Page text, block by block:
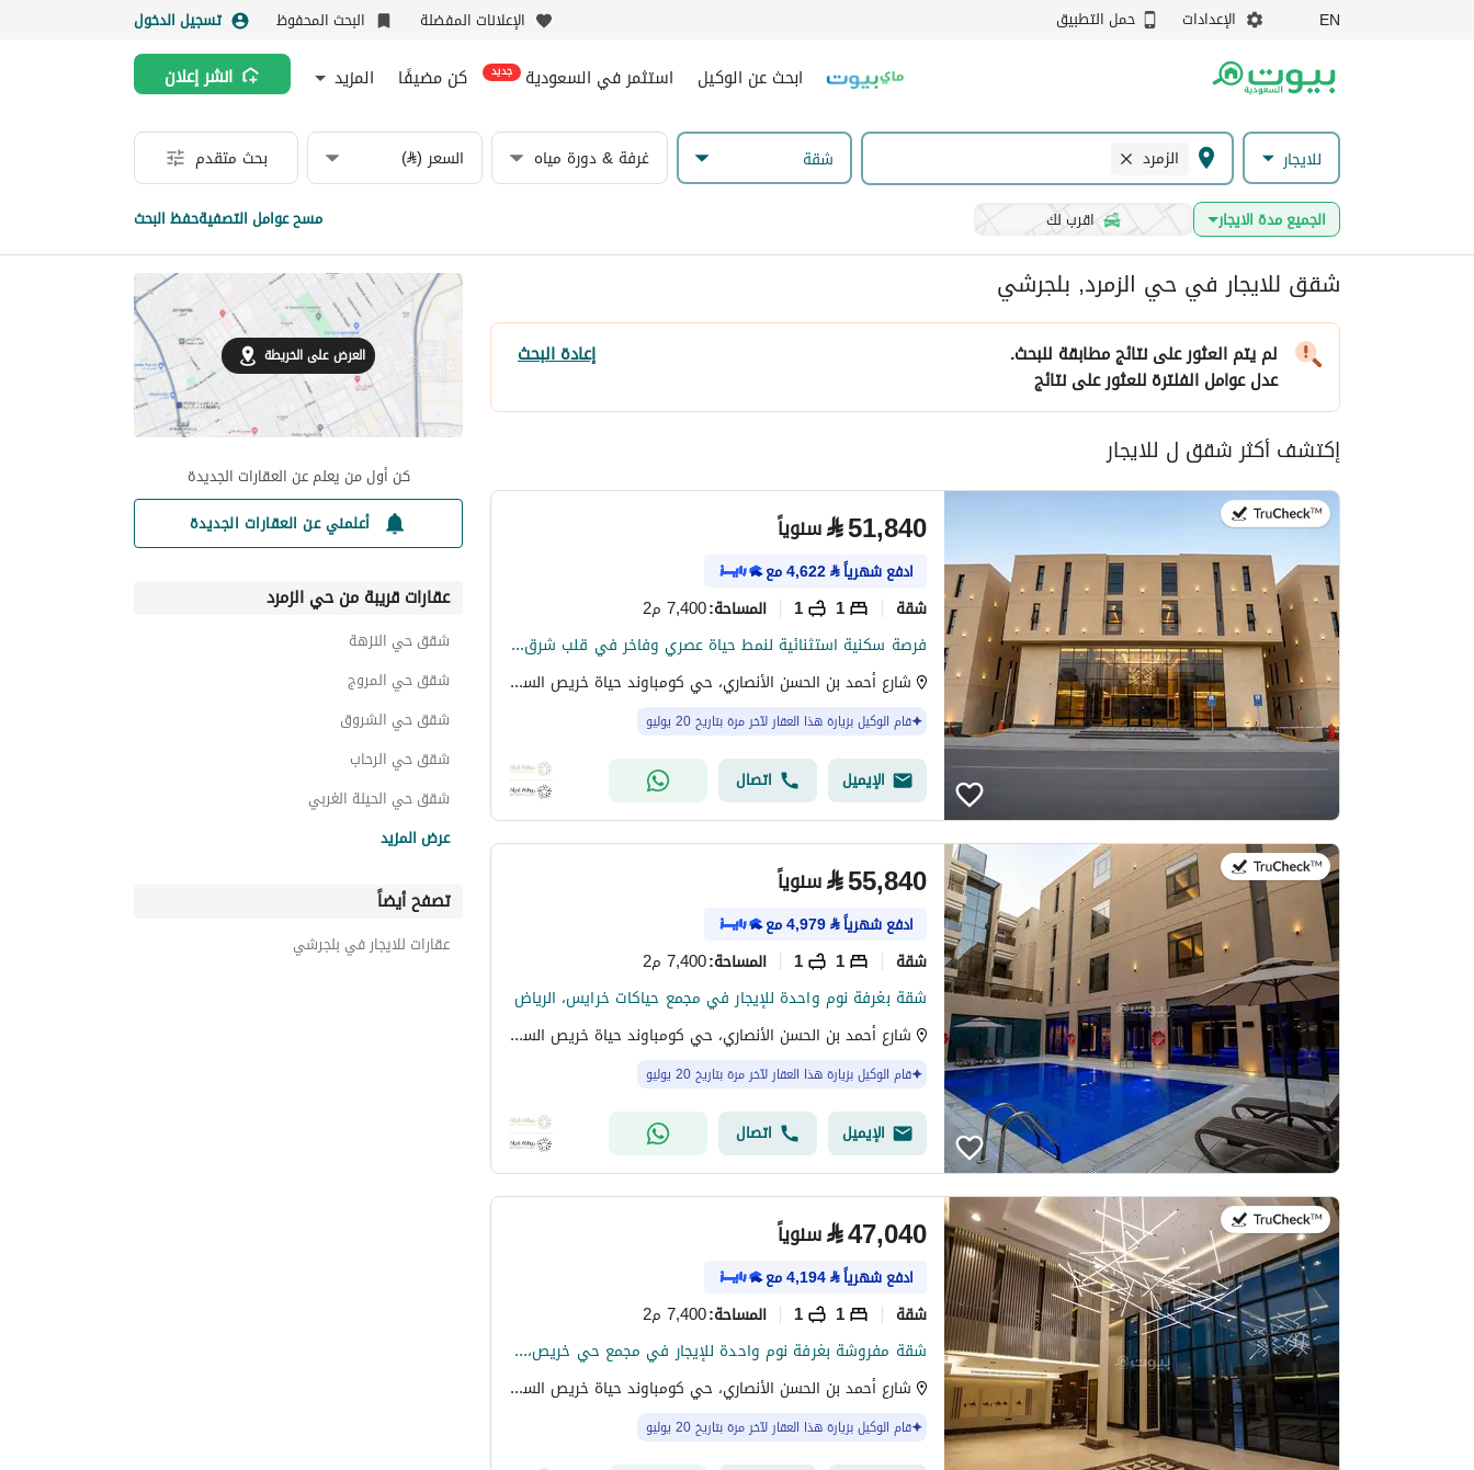
EN الإعدادات حمل التطبيق الإعلانات المفضلة البحث المحفوظ تسجيل الدخول
ابحث عن الوكيل استثمر في السعودية جديد كن مضيفًا المزيد انشر إعلان
للايجار الزمرد شقة غرفة & دورة مياه السعر (⃁) بحث متقدم
الجميع مدة الايجار اقرب لك مسح عوامل التصفيةحفظ البحث
شقق للايجار في حي الزمرد, بلجرشي
لم يتم العثور على نتائج مطابقة للبحث. إعادة البحث
عدل عوامل الفلترةللعثور على نتائج
إكتشف أكثر شقق ل للايجار
⃁51,840 سنوياً
ادفع شهرياً⃁
4,622مع
شقة 1
1 المساحة:7,400 م2
فرصة سكنية استثنائية لنمط حياة عصري وفاخر في قلب شرق الرياض
شارع أحمد بن الحسن الأنصاري، حي كومباوند حياة خريص السكني، شرق الرياض، الرياض
قام الوكيل بزيارة هذا العقار لآخر مرة بتاريخ 20 يوليو
الإيميل اتصال
⃁55,840 سنوياً
ادفع شهرياً⃁
4,979مع
شقة 1
1 المساحة:7,400 م2
شقة بغرفة نوم واحدة للإيجار في مجمع حياكات خرايس، الرياض
شارع أحمد بن الحسن الأنصاري، حي كومباوند حياة خريص السكني، شرق الرياض، الرياض
قام الوكيل بزيارة هذا العقار لآخر مرة بتاريخ 20 يوليو
الإيميل اتصال
⃁47,040 سنوياً
ادفع شهرياً⃁
4,194مع
شقة 1
1 المساحة:7,400 م2
شقة مفروشة بغرفة نوم واحدة للإيجار في مجمع حي خريص، الرياض
شارع أحمد بن الحسن الأنصاري، حي كومباوند حياة خريص السكني، شرق الرياض، الرياض
قام الوكيل بزيارة هذا العقار لآخر مرة بتاريخ 20 يوليو
العرض على الخريطة
كن أول من يعلم عن العقارات الجديدة
أعلمني عن العقارات الجديدة
عقارات قريبة من حي الزمرد
شقق حي النزهة
شقق حي المروج
شقق حي الشروق
شقق حي الرحاب
شقق حي الحيلة الغربي
شقق حي الياقوت
شقق حي الروابي
عرض المزيد
تصفح أيضاً
عقارات للايجار في بلجرشي